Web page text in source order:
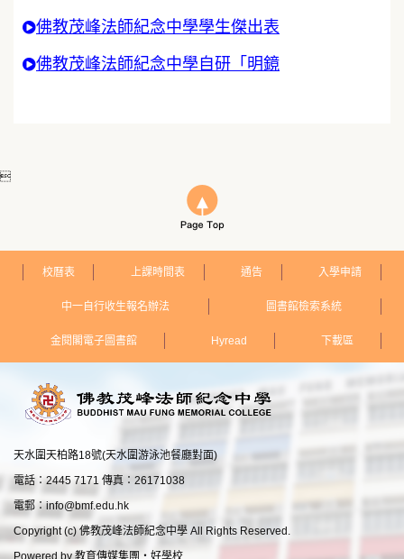
佛教茂峰法師紀念中學學生傑出表
佛教茂峰法師紀念中學自研「明鏡

校曆表 上課時間表 通告 入學申請
中一自行收生報名辦法 圖書館檢索系統
金閱閣電子圖書館 Hyread 下載區
天水圍天柏路18號(天水圍游泳池餐廳對面)
電話：2445 7171 傳真：26171038
電郵：info@bmf.edu.hk
Copyright (c) 佛教茂峰法師紀念中學 All Rights Reserved.
Powered by教育傳媒集團 ‧ 好學校